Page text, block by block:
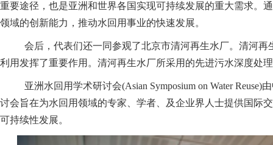
重要途径，也是亚洲和世界各国实现可持续发展的重大需求。
领域的创新能力，推动水回用事业的快速发展。
会后，代表们还一同参观了北京市清河再生水厂。清河
利用发挥了重要作用。清河再生水厂所采用的先进污水深度处
亚洲水回用学术研讨会(Asian Symposium on Water
讨会旨在为水回用领域的专家、学者、及企业界人士提供国际
可持续性发展。